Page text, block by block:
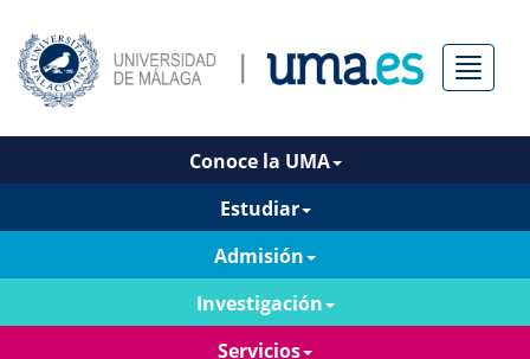
Menú
Conoce la UMA
Estudiar
Admisión
Investigación
Servicios